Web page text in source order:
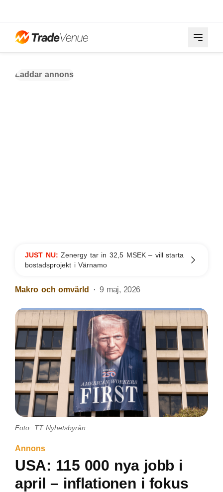
Laddar annons
JUST NU:Zenergy tar in 32,5 MSEK – vill starta
bostadsprojekt i Värnamo
Makro och omvärld 9 maj, 2026
Foto: TT Nyhetsbyrån
Annons
USA: 115 000 nya jobb i
april – inflationen i fokus